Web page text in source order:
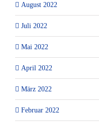
August 2022
Juli 2022
Mai 2022
April 2022
März 2022
Februar 2022